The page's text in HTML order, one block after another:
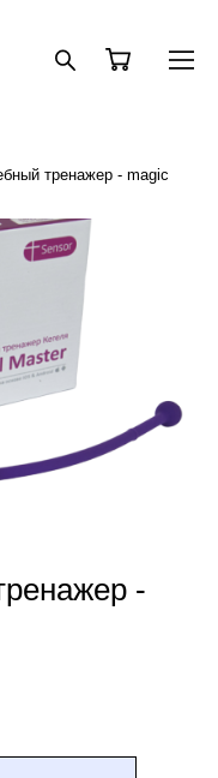
тренажер - magic
-